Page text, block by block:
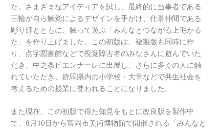
た。さまざまなアイディアを試し、最終的に当事者である
三輪が自ら触覚によるデザインを手がけ、仕事仲間である
彫り師とともに、触って遊ぶ「みんなとつながる上毛かる
た」を作り上げました。この初版は、複製版も同時に作
り、点字図書館などで視覚障害者のみなさんに遊んでいた
だき、中之条ビエンナーレに出展し、さらに多くの人に触
れていただき、群馬県内の小学校・大学などで共生社会を
考えるための授業に使われることになりました。
また現在、この初版で得た知見をもとに改良版を製作中
で、8月10日から富岡市美術博物館で開催される「みんなと